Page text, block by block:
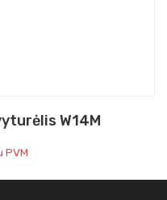
W14M
PVM